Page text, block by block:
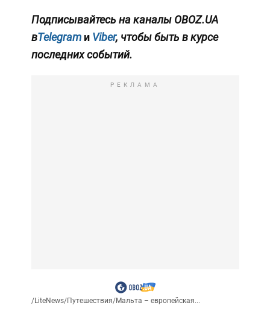
Подписывайтесь на каналы OBOZ.UA
вTelegramи Viber, чтобы быть в курсе
последних событий.
РЕКЛАМА
/LiteNews/Путешествия/Мальта – европейская...